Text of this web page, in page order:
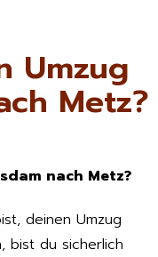
Umzug
Metz?
nach Metz?
deinen Umzug
bist du sicherlich